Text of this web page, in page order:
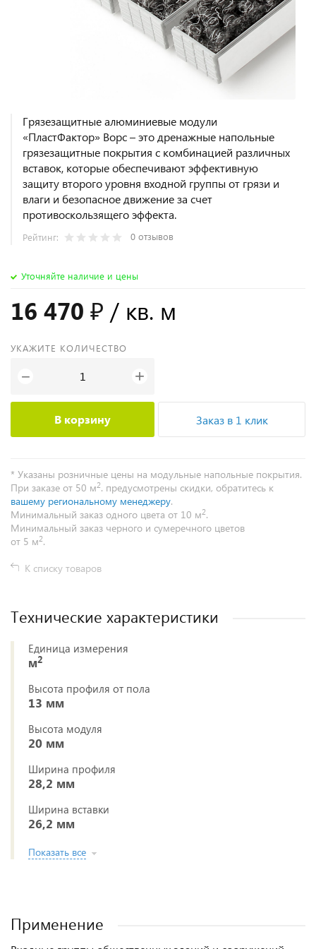
Грязезащитные алюминиевые модули
«ПластФактор» Ворс – это дренажные напольные
грязезащитные покрытия с комбинацией различных
вставок, которые обеспечивают эффективную
защиту второго уровня входной группы от грязи и
влаги и безопасное движение за счет
противоскользящего эффекта.
Рейтинг: 0 отзывов
Уточняйте наличие и цены
16 470 ₽ / кв. м
УКАЖИТЕ КОЛИЧЕСТВО
− +
В корзину Заказ в 1 клик
* Указаны розничные цены на модульные напольные покрытия.
При заказе от 50 м2. предусмотрены скидки, обратитесь к
вашему региональному менеджеру.
Минимальный заказ одного цвета от 10 м2.
Минимальный заказ черного и сумеречного цветов
от 5 м2.
К списку товаров
Технические характеристики
Единица измерения
м2
Высота профиля от пола
13 мм
Высота модуля
20 мм
Ширина профиля
28,2 мм
Ширина вставки
26,2 мм
Показать все
Применение